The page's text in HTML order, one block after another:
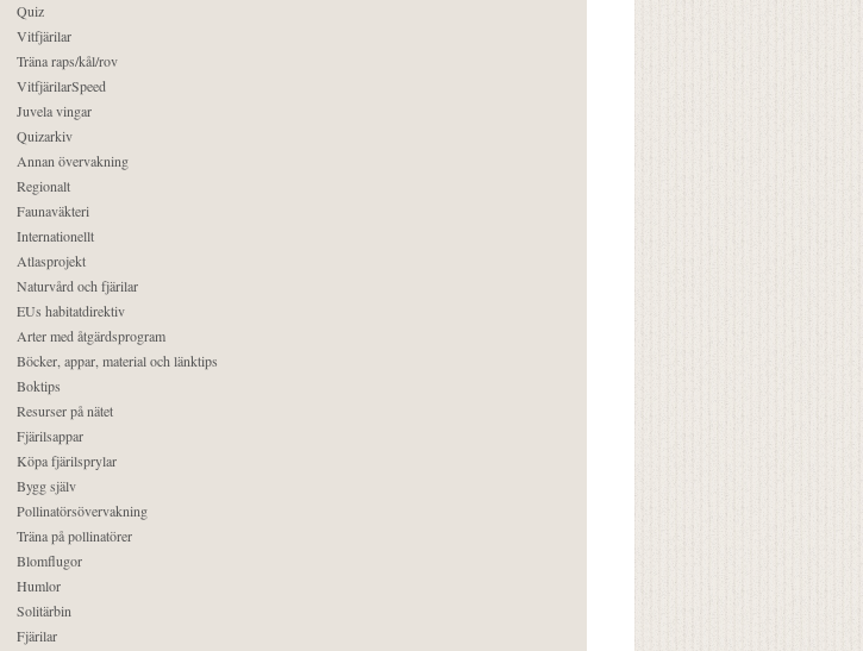
Quiz
Vitfjärilar
Träna raps/kål/rov
VitfjärilarSpeed
Juvela vingar
Quizarkiv
Annan övervakning
Regionalt
Faunaväkteri
Internationellt
Atlasprojekt
Naturvård och fjärilar
EUs habitatdirektiv
Arter med åtgärdsprogram
Böcker, appar, material och länktips
Boktips
Resurser på nätet
Fjärilsappar
Köpa fjärilsprylar
Bygg själv
Pollinatörsövervakning
Träna på pollinatörer
Blomflugor
Humlor
Solitärbin
Fjärilar